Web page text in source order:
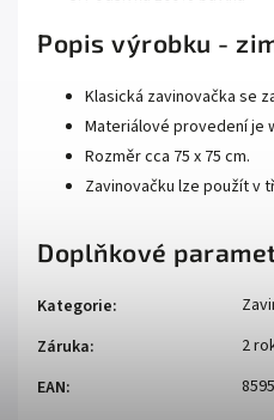
Popis výrobku -
Klasická zavinovačka se
Materiálové provedení je
Rozměr cca 75 x 75 cm.
Zavinovačku lze použít v
Doplňkové
Kategorie:
Záruka:
2
EAN: